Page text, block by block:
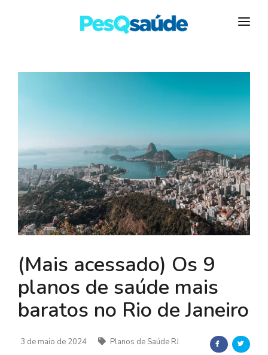
PLANOS DE SAÚDE
MAIS…
(Mais acessado) Os 9
planos de saúde mais
baratos no Rio de Janeiro
3 de maio de 2024 Planos de Saúde RJ